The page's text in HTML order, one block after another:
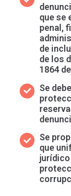
que se
penal,
de
de los
1864
Se
Se
que
jurídico